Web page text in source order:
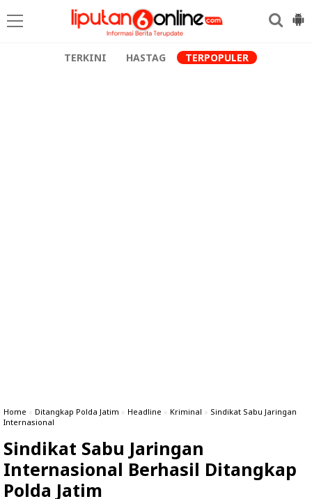
TERKINI HASTAG TERPOPULER
Home » Ditangkap Polda Jatim » Headline » Kriminal » Sindikat Sabu Jaringan
Internasional
Sindikat Sabu Jaringan
Internasional Berhasil Ditangkap
Polda Jatim